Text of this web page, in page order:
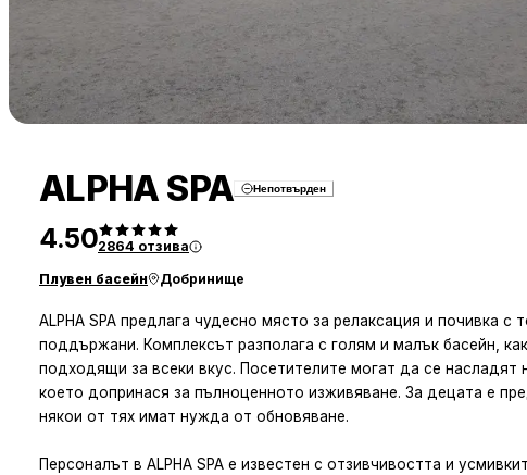
ALPHA SPA Непотвърден
4.502864 отзива
Плувен басейн
Добринище
ALPHA SPA предлага чудесно място за релаксация и почивка
поддържани. Комплексът разполага с голям и малък басейн,
подходящи за всеки вкус. Посетителите могат да се
което допринася за пълноценното изживяване. За децата е
някои от тях имат нужда от обновяване.
Персоналът в ALPHA SPA е известен с отзивчивостта и